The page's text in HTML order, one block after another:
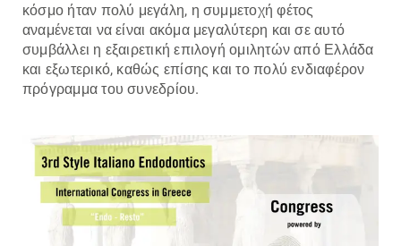
κόσμο ήταν πολύ μεγάλη, η συμμετοχή φέτος
αναμένεται να είναι ακόμα μεγαλύτερη και σε αυτό
συμβάλλει η εξαιρετική επιλογή ομιλητών από Ελλάδα
και εξωτερικό, καθώς επίσης και το πολύ ενδιαφέρον
πρόγραμμα του συνεδρίου.